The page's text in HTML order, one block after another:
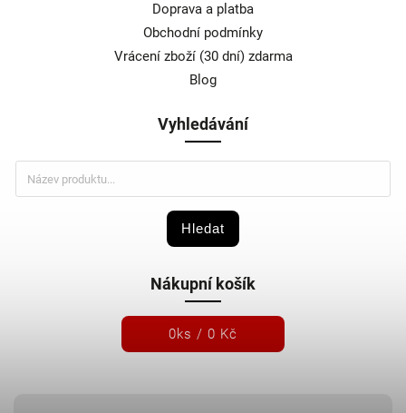
Doprava a platba
Obchodní podmínky
Vrácení zboží (30 dní) zdarma
Blog
Vyhledávání
Hledat
Nákupní košík
0ks / 0 Kč